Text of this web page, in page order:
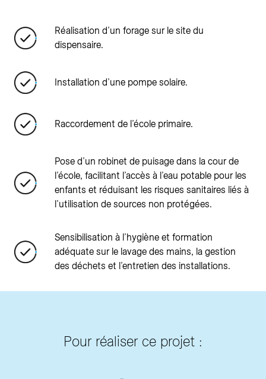
Réalisation d’un forage sur le site du
dispensaire.
Installation d’une pompe solaire.
Raccordement de l’école primaire.
Pose d’un robinet de puisage dans la cour de
l’école, facilitant l’accès à l’eau potable pour les
enfants et réduisant les risques sanitaires liés à
l’utilisation de sources non protégées.
Sensibilisation à l’hygiène et formation
adéquate sur le lavage des mains, la gestion
des déchets et l’entretien des installations.
Pour réaliser ce projet :